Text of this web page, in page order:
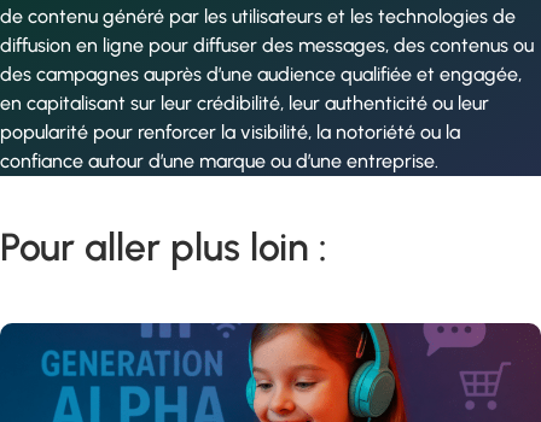
de contenu généré par les utilisateurs et les technologies de
diffusion en ligne pour diffuser des messages, des contenus ou
des campagnes auprès d’une audience qualifiée et engagée,
en capitalisant sur leur crédibilité, leur authenticité ou leur
popularité pour renforcer la visibilité, la notoriété ou la
confiance autour d’une marque ou d’une entreprise.
Pour aller plus loin :